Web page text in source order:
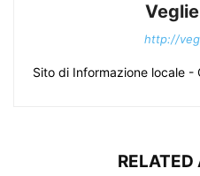
http://
Sito di Informazione locale
RELATED